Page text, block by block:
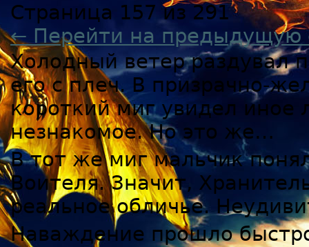
Страница 157 из 291
← Перейти на предыдущую
Холодный ветер раздувал
его с плеч. В призрачно-
короткий миг увидел иное
незнакомое. Но это же…
В тот же миг мальчик
Воителя. Значит,
реальное обличье.
Наваждение прошло